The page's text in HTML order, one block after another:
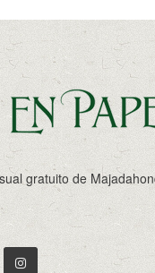
gratuito de